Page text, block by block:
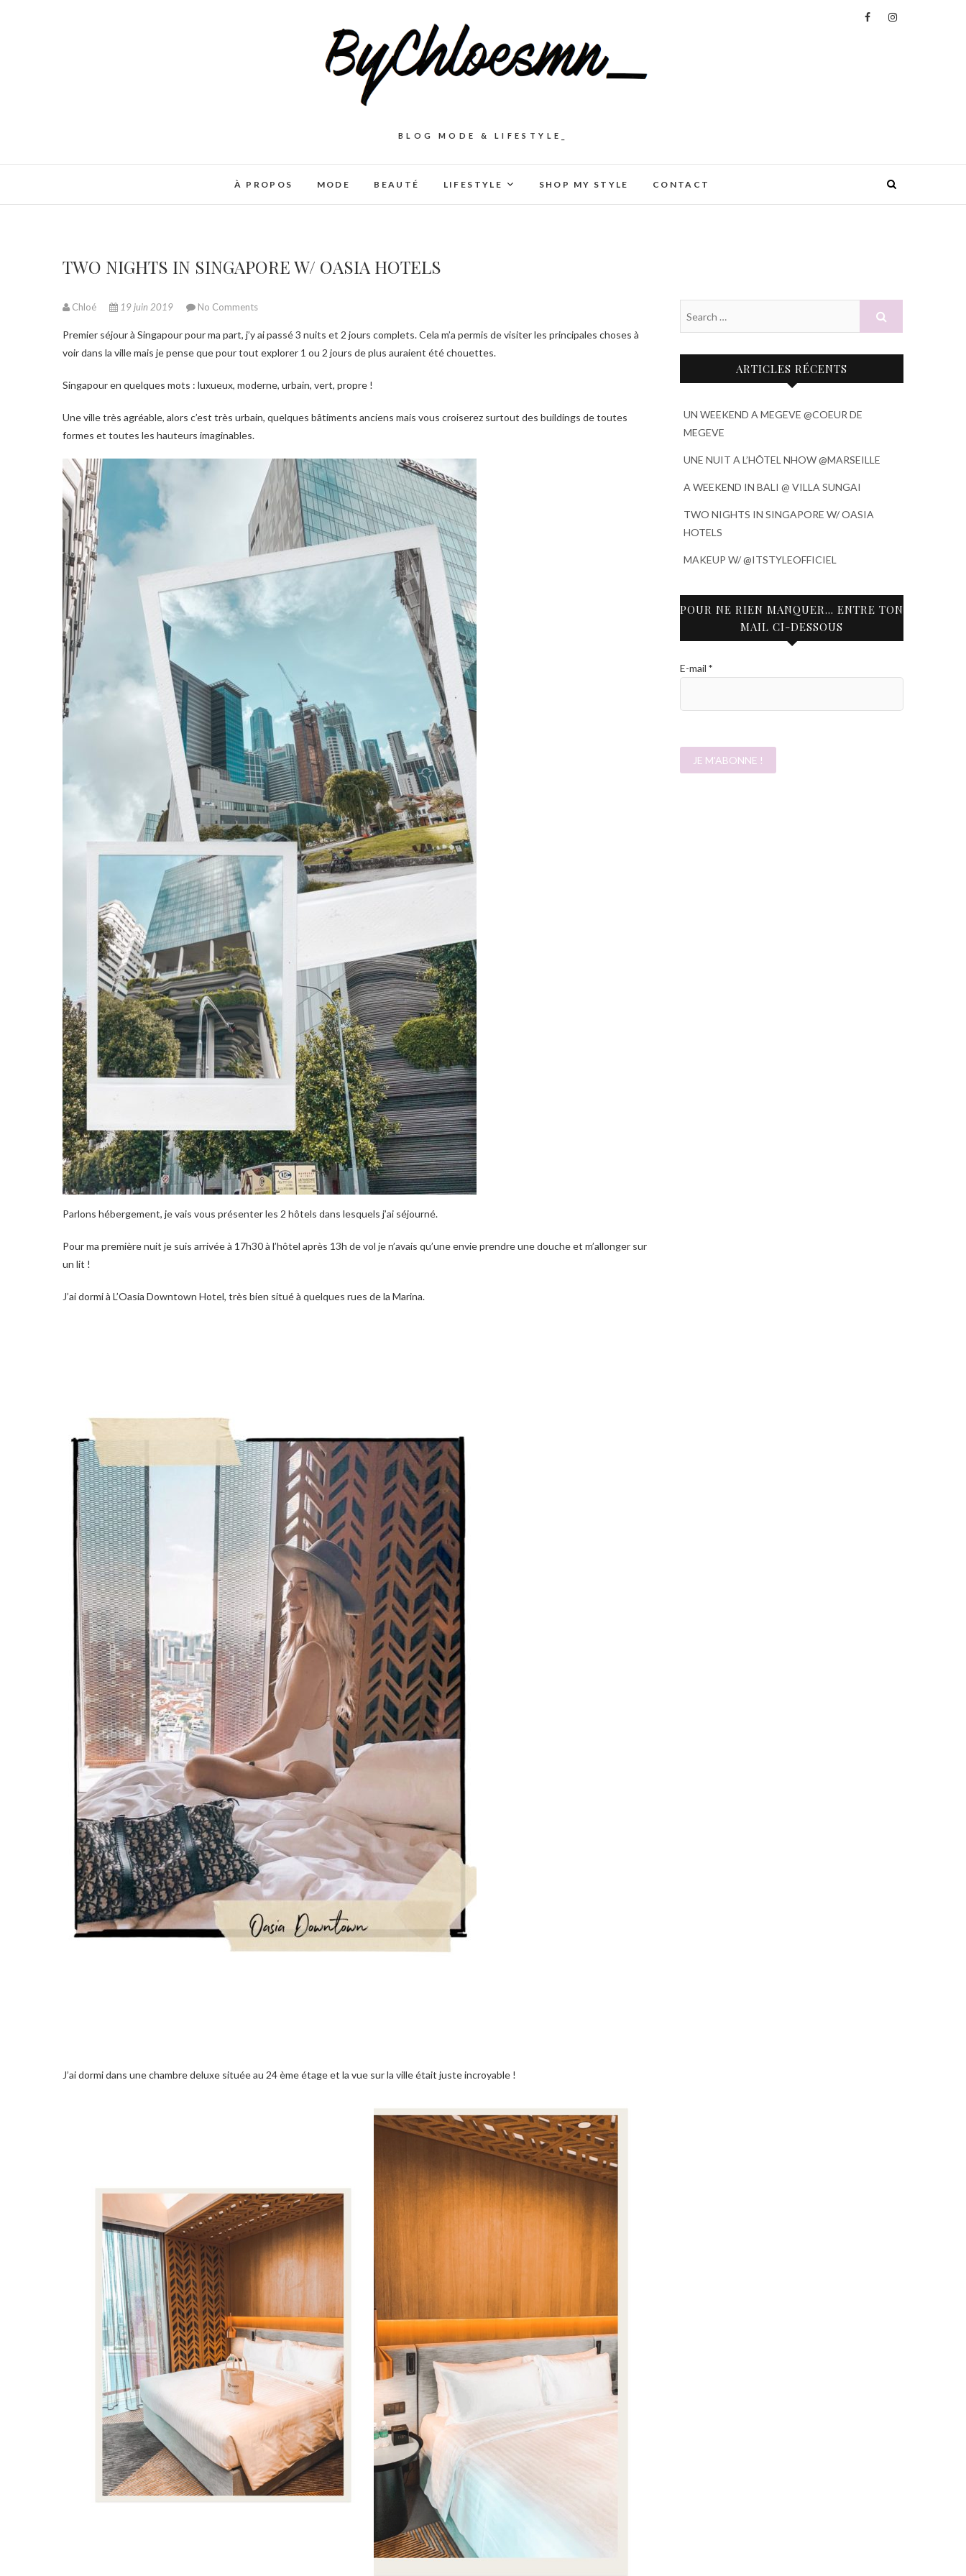
BLOG MODE & LIFESTYLE_
À PROPOS MODE BEAUTÉ LIFESTYLE SHOP MY STYLE CONTACT
TWO NIGHTS IN SINGAPORE W/ OASIA HOTELS
Chloé 19 juin 2019 No Comments
Premier séjour à Singapour pour ma part, j’y ai passé 3 nuits et 2 jours complets. Cela m’a permis de visiter les principales choses à
voir dans la ville mais je pense que pour tout explorer 1 ou 2 jours de plus auraient été chouettes.
Singapour en quelques mots : luxueux, moderne, urbain, vert, propre !
Une ville très agréable, alors c’est très urbain, quelques bâtiments anciens mais vous croiserez surtout des buildings de toutes
formes et toutes les hauteurs imaginables.
Parlons hébergement, je vais vous présenter les 2 hôtels dans lesquels j’ai séjourné.
Pour ma première nuit je suis arrivée à 17h30 à l’hôtel après 13h de vol je n’avais qu’une envie prendre une douche et m’allonger sur
un lit !
J’ai dormi à L’Oasia Downtown Hotel, très bien situé à quelques rues de la Marina.
J’ai dormi dans une chambre deluxe située au 24 ème étage et la vue sur la ville était juste incroyable !
ARTICLES RÉCENTS
UN WEEKEND A MEGEVE @COEUR DE
MEGEVE
UNE NUIT A L’HÔTEL NHOW @MARSEILLE
A WEEKEND IN BALI @ VILLA SUNGAI
TWO NIGHTS IN SINGAPORE W/ OASIA
HOTELS
MAKEUP W/ @ITSTYLEOFFICIEL
POUR NE RIEN MANQUER… ENTRE TON
MAIL CI-DESSOUS
E-mail *